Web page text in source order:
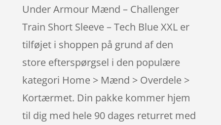
Under Armour Mænd – Challenger
Train Short Sleeve – Tech Blue XXL er
tilføjet i shoppen på grund af den
store efterspørgsel i den populære
kategori Home > Mænd > Overdele >
Kortærmet. Din pakke kommer hjem
til dig med hele 90 dages returret med